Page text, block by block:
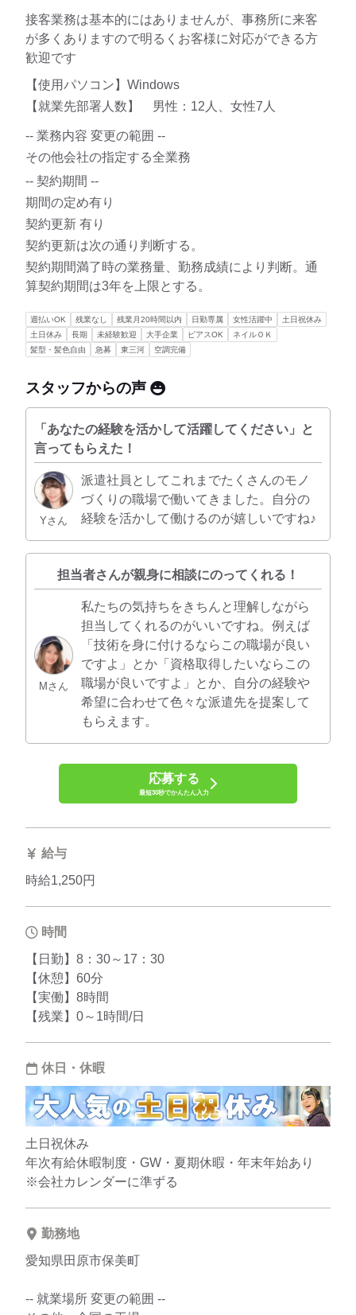
接客業務は基本的にはありませんが、事務所に来客
が多くありますので明るくお客様に対応ができる方
歓迎です
【使用パソコン】Windows
【就業先部署人数】 男性：12人、女性7人
-- 業務内容 変更の範囲 --
その他会社の指定する全業務
-- 契約期間 --
期間の定め有り
契約更新 有り
契約更新は次の通り判断する。
契約期間満了時の業務量、勤務成績により判断。通
算契約期間は3年を上限とする。
週払いOK 残業なし 残業月20時間以内 日勤専属 女性活躍中
土日祝休み
土日休み
長期 未経験歓迎 大手企業 ピアスOK
ネイルＯＫ
髪型・髪色自由
急募 東三河 空調完備
スタッフからの声
「あなたの経験を活かして活躍してください」と
言ってもらえた！
Yさん
派遣社員としてこれまでたくさんのモノ
づくりの職場で働いてきました。自分の
経験を活かして働けるのが嬉しいですね♪
担当者さんが親身に相談にのってくれる！
Mさん
私たちの気持ちをきちんと理解しながら
担当してくれるのがいいですね。例えば
「技術を身に付けるならこの職場が良い
ですよ」とか「資格取得したいならこの
職場が良いですよ」とか、自分の経験や
希望に合わせて色々な派遣先を提案して
もらえます。
応募する
最短30秒でかんたん入力
給与
時給1,250円
時間
【日勤】8：30～17：30
【休憩】60分
【実働】8時間
【残業】0～1時間/日
休日・休暇
土日祝休み
年次有給休暇制度・GW・夏期休暇・年末年始あり
※会社カレンダーに準ずる
勤務地
愛知県田原市保美町
-- 就業場所 変更の範囲 --